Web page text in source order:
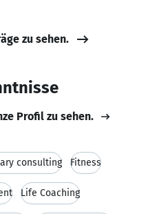
zu sehen.
Profil zu sehen.
consulting Fitness
Life Coaching